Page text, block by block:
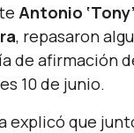
Antonio
, repasaron
de afirmación
10 de junio.
explicó que